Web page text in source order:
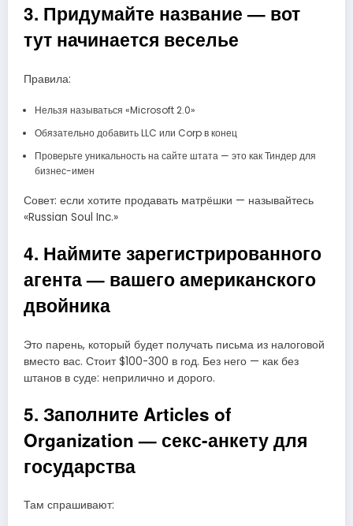
3. Придумайте название — вот
тут начинается веселье
Правила:
Нельзя называться «Microsoft 2.0»
Обязательно добавить LLC или Corp в конец
Проверьте уникальность на сайте штата — это как Тиндер для
бизнес-имен
Совет: если хотите продавать матрёшки — называйтесь
«Russian Soul Inc.»
4. Наймите зарегистрированного
агента — вашего американского
двойника
Это парень, который будет получать письма из налоговой
вместо вас. Стоит $100-300 в год. Без него — как без
штанов в суде: неприлично и дорого.
5. Заполните Articles of
Organization — секс-анкету для
государства
Там спрашивают: